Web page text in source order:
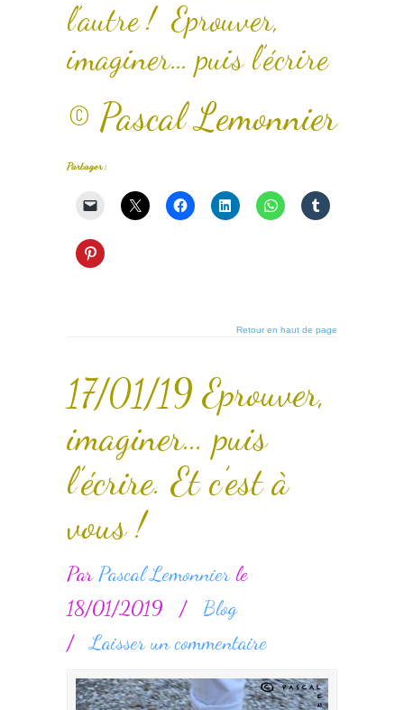
l’autre ! Eprouver,
imaginer… puis l’écrire
© Pascal Lemonnier
Partager :
Retour en haut de page
17/01/19 Eprouver,
imaginer… puis
l’écrire. Et c’est à
vous !
Par Pascal Lemonnierle
18/01/2019
/
Blog
/Laisser un commentaire